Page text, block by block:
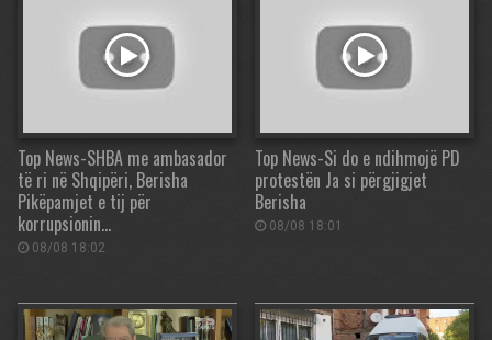
Top News-SHBA me ambasador
të ri në Shqipëri, Berisha
Pikëpamjet e tij për
korrupsionin…
08/08 18:02
Top News-Si do e ndihmojë PD
protestën Ja si përgjigjet
Berisha
08/08 18:01